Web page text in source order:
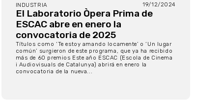
INDUSTRIA 19/12/2024
El Laboratorio Òpera Prima de
ESCAC abre en enero la
convocatoria de 2025
Títulos como ‘Te estoy amando locamente’ o ‘Un lugar
común’ surgieron de este programa, que ya ha recibido
más de 60 premios Este año ESCAC (Escola de Cinema
i Audiovisuals de Catalunya) abrirá en enero la
convocatoria de la nueva...